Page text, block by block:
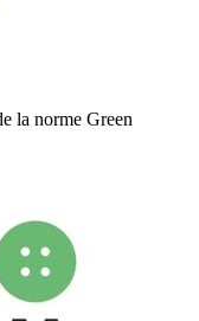
la norme Green